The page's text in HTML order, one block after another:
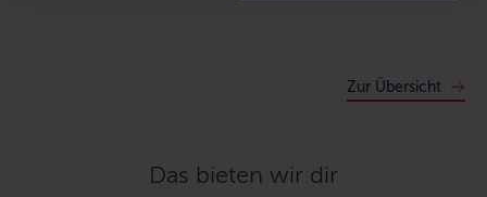
Zur Übersicht
Das bieten wir dir